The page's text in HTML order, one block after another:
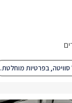
בפרטיות מוחלטת.